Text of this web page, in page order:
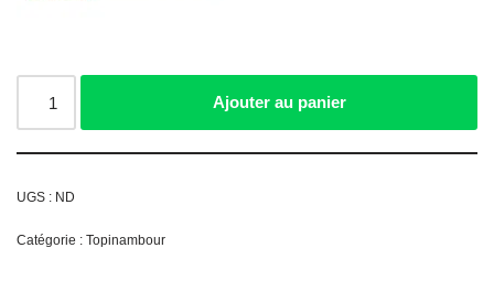
Ajouter au panier
UGS : ND
Catégorie : Topinambour